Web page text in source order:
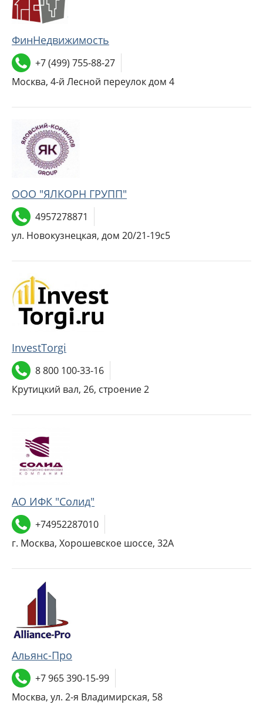
ФинНедвижимость
+7 (499) 755-88-27
Москва, 4-й Лесной переулок дом 4
ООО "ЯЛКОРН ГРУПП"
4957278871
ул. Новокузнецкая, дом 20/21-19с5
InvestTorgi
8 800 100-33-16
Крутицкий вал, 26, строение 2
АО ИФК "Солид"
+74952287010
г. Москва, Хорошевское шоссе, 32А
Альянс-Про
+7 965 390-15-99
Москва, ул. 2-я Владимирская, 58